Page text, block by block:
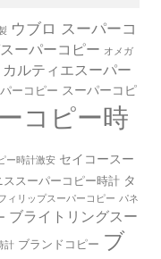
ウブロ スーパーコ
ーパーコピー オメガ
カルティエスーパー
ーコピー スーパーコピ
コピー時
ー時計激安 セイコースー
ススーパーコピー時計 タ
ィリップスーパーコピー パネ
ブライトリングスー
計 ブランドコピー ブ